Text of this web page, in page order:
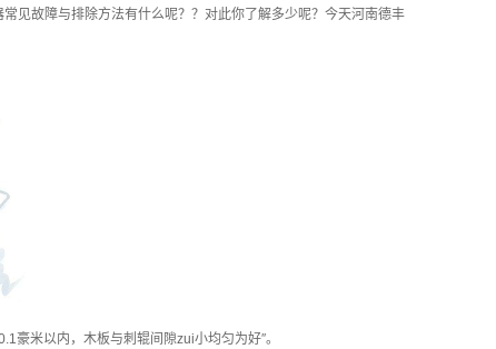
故障与排除方法有什么呢？？对此你了解多少呢？今天河南德丰
米以内，木板与刺辊间隙zui小均匀为好″。